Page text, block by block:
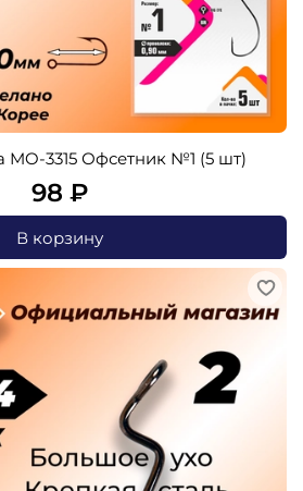
3315 Офсетник №1 (5 шт)
98 ₽
В корзину